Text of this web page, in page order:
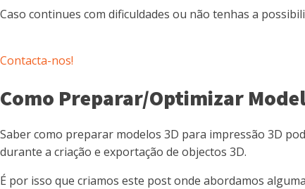
Caso continues com dificuldades ou não tenhas a
Contacta-nos!
Como Preparar/Optimizar
Saber como preparar modelos 3D para impressão 3D
durante a criação e exportação de objectos 3D.
É por isso que criamos este post onde abordamos